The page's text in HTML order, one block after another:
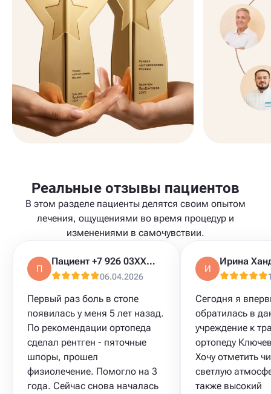
Реальные отзывы пациентов
В этом разделе пациенты делятся своим опытом
лечения, ощущениями во время процедур и
изменениями в самочувствии.
П
Пациент +7 926 03XXXXX
06.04.2026
Первый раз боль в стопе
появилась у меня 5 лет назад.
По рекомендации ортопеда
сделал рентген - пяточные
шпоры, прошел
физиолечение. Помогло на 3
года. Сейчас снова началась
И
Ирина
Сегодня я
обратилась в
учреждение к
ортопеду
Хочу отметить
светлую
также высокий